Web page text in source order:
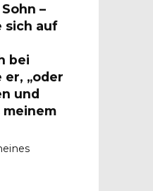
–
sich auf
bei
„oder
und
meinem